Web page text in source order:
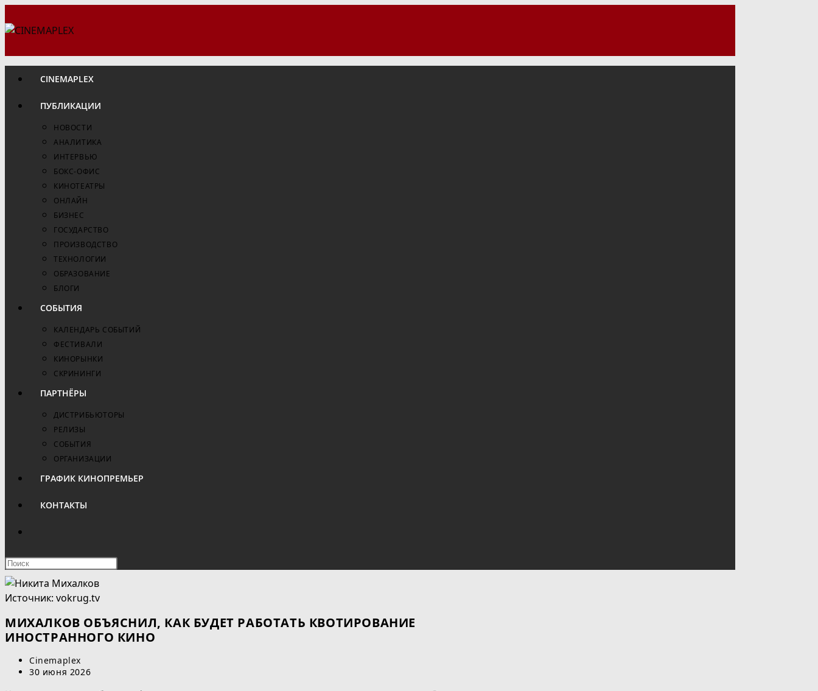
к
CINEMAPLEX
ПУБЛИКАЦИИ
НОВОСТИ
АНАЛИТИКА
ИНТЕРВЬЮ
БОКС-ОФИС
КИНОТЕАТРЫ
ОНЛАЙН
БИЗНЕС
ГОСУДАРСТВО
ПРОИЗВОДСТВО
ТЕХНОЛОГИИ
ОБРАЗОВАНИЕ
БЛОГИ
СОБЫТИЯ
КАЛЕНДАРЬ СОБЫТИЙ
ФЕСТИВАЛИ
КИНОРЫНКИ
СКРИНИНГИ
ПАРТНЁРЫ
ДИСТРИБЬЮТОРЫ
РЕЛИЗЫ
СОБЫТИЯ
ОРГАНИЗАЦИИ
ГРАФИК КИНОПРЕМЬЕР
КОНТАКТЫ
ПОИСК
ПО
САЙТУ
Нажмите
закрыть
панель
Источник: vokrug.tv
МИХАЛКОВ ОБЪЯСНИЛ, КАК БУДЕТ РАБОТАТЬ КВОТИРОВАНИЕ
ИНОСТРАННОГО КИНО
Автор
записи:
Cinemaplex
Запись
30 июня 2026